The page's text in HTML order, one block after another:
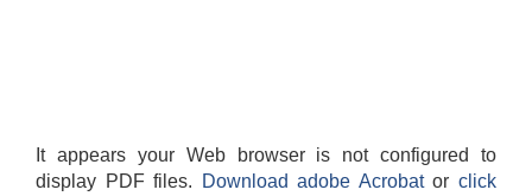
It appears your Web browser is not configured to
display PDF files.
Download adobe Acrobatorclick